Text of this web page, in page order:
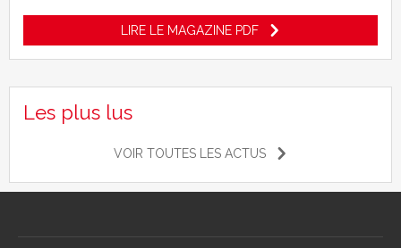
LIRE LE MAGAZINE PDF
Les plus lus
VOIR TOUTES LES ACTUS